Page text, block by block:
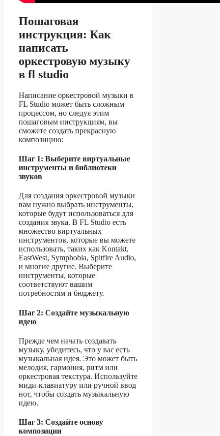
Пошаговая
инструкция: Как
написать
оркестровую музыку
в fl studio
Написание оркестровой музыки в
FL Studio может быть сложным
процессом, но следуя этим
пошаговым инструкциям, вы
сможете создать прекрасную
композицию:
Шаг 1: Выберите виртуальные
инструменты и библиотеки
звуков
Для создания оркестровой музыки
вам нужно выбрать инструменты,
которые будут использоваться для
создания звука. В FL Studio есть
множество виртуальных
инструментов, которые вы можете
использовать, таких как Kontakt,
EastWest, Symphobia, Spitfire Audio,
и многие другие. Выберите
инструменты, которые
соответствуют вашим
потребностям и бюджету.
Шаг 2: Создайте музыкальную
идею
Прежде чем начать создавать
музыку, убедитесь, что у вас есть
музыкальная идея. Это может быть
мелодия, гармония, ритм или
оркестровая текстура. Используйте
миди-клавиатуру или ручной ввод
нот, чтобы создать музыкальную
идею.
Шаг 3: Создайте основу
композиции